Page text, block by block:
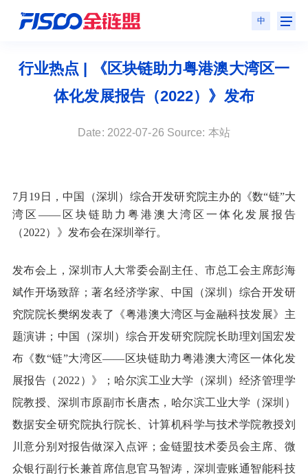
中
行业热点 | 《区块链助力粤港澳大湾区一
体化发展报告（2022）》发布
Date: 2022-07-26 Source: 本站
7月19日，中国（深圳）综合开发研究院主办的《数“链”大
湾区——区块链助力粤港澳大湾区一体化发展报告
（2022）》发布会在深圳举行。
发布会上，深圳市人大常委会副主任、市总工会主席彭海
斌作开场致辞；著名经济学家、中国（深圳）综合开发研
究院院长樊纲发表了《粤港澳大湾区与金融科技发展》主
题演讲； 中国（深圳）综合开发研究院院长助理刘国宏发
布《数“链”大湾区——区块链助力粤港澳大湾区一体化发
展报告（2022）》； 哈尔滨工业大学（深圳）经济管理学
院教授、深圳市原副市长唐杰，哈尔滨工业大学（深圳）
数据安全研究院执行院长、计算机科学与技术学院教授刘
川意分别对报告做深入点评；金链盟技术委员会主席、 微
众银行副行长兼首席信息官马智涛，深圳壹账通智能科技